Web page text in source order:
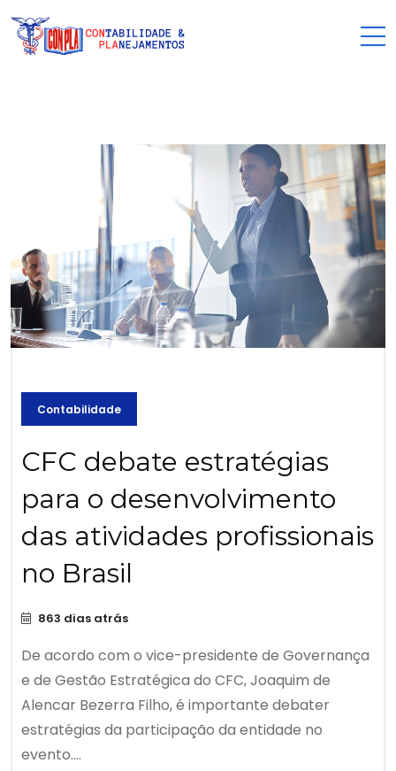
Contabilidade
CFC debate estratégias
para o desenvolvimento
das atividades profissionais
no Brasil
863 dias atrás
De acordo com o vice-presidente de Governança
e de Gestão Estratégica do CFC, Joaquim de
Alencar Bezerra Filho, é importante debater
estratégias da participação da entidade no
evento....